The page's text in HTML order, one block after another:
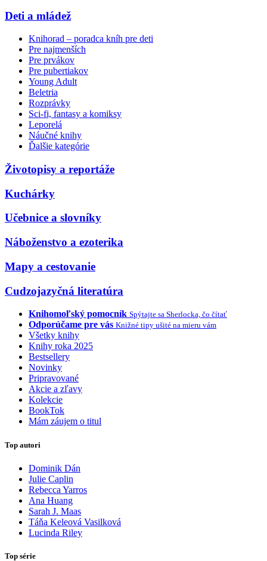
Deti a mládež
Knihorad – poradca kníh pre deti
Pre najmenších
Pre prvákov
Pre pubertiakov
Young Adult
Beletria
Rozprávky
Sci-fi, fantasy a komiksy
Leporelá
Náučné knihy
Ďalšie kategórie
Životopisy a reportáže
Kuchárky
Učebnice a slovníky
Náboženstvo a ezoterika
Mapy a cestovanie
Cudzojazyčná literatúra
Knihomoľský pomocník Spýtajte sa Sherlocka, čo čítať
Odporúčame pre vás Knižné tipy ušité na mieru vám
Všetky knihy
Knihy roka 2025
Bestsellery
Novinky
Pripravované
Akcie a zľavy
Kolekcie
BookTok
Mám záujem o titul
Top autori
Dominik Dán
Julie Caplin
Rebecca Yarros
Ana Huang
Sarah J. Maas
Táňa Keleová Vasilková
Lucinda Riley
Top série